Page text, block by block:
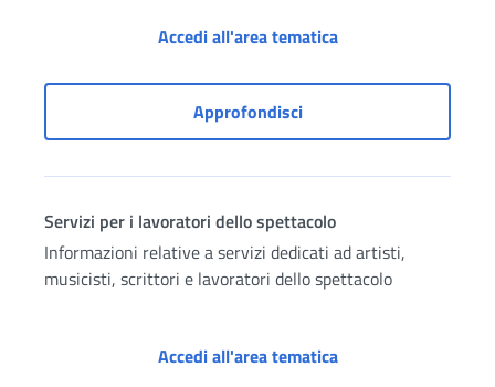
Accedi all'area tematicaAccesso ai servizi
ApprofondisciAccesso ai servizi per
Servizi per i lavoratori dello spettacolo
Informazioni relative a servizi dedicati ad artisti,
musicisti, scrittori e lavoratori dello spettacolo
Accedi all'area tematicaServizi per i